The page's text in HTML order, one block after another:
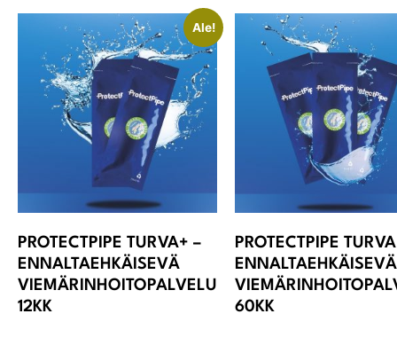
Ale!
PROTECTPIPE TURVA+ –
ENNALTAEHKÄISEVÄ
VIEMÄRINHOITOPALVELU
12KK
PROTECTPIPE
ENNALTAEHKÄISEVÄ
60KK